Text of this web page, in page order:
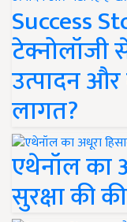
Success
टेक्नोलॉजी
उत्पादन
लागत?
एथेनॉल का
सुरक्षा की